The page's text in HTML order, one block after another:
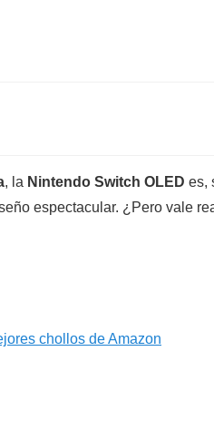
, la Nintendo Switch OLED es,
espectacular. ¿Pero vale